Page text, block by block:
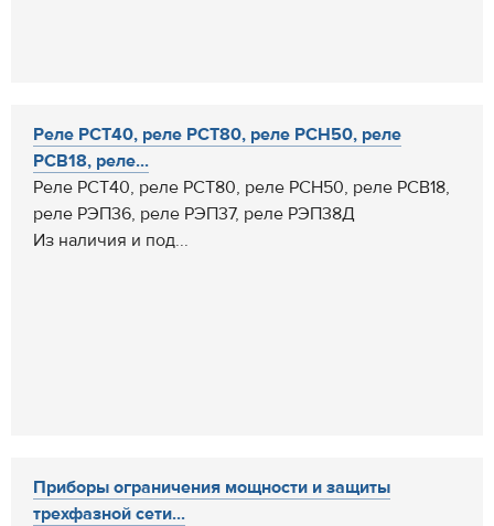
Реле РСТ40, реле РСТ80, реле РСН50, реле
РСВ18, реле...
Реле РСТ40, реле РСТ80, реле РСН50, реле РСВ18,
реле РЭП36, реле РЭП37, реле РЭП38Д
Из наличия и под...
Приборы ограничения мощности и защиты
трехфазной сети...